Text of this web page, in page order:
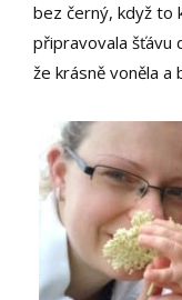
bez černý, když to
připravovala šťávu
že krásně voněla a